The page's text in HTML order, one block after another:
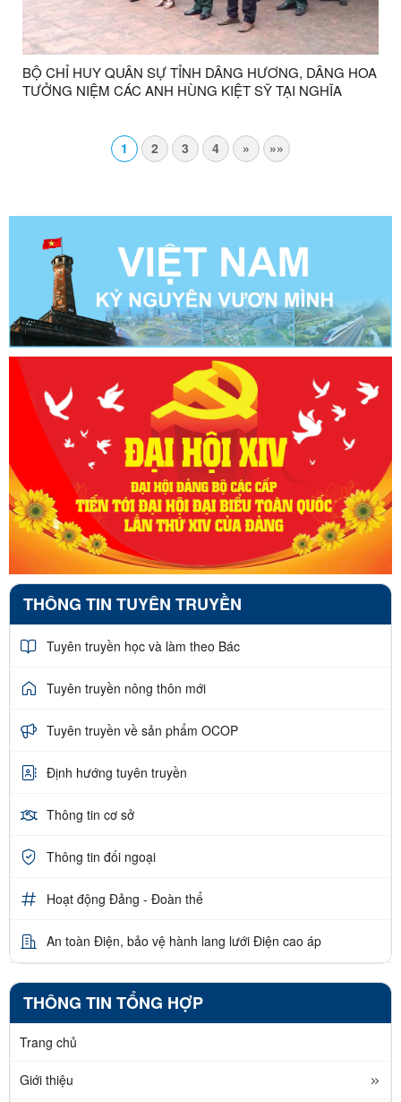
BỘ CHỈ HUY QUÂN SỰ TỈNH DÂNG HƯƠNG, DÂNG HOA
TƯỞNG NIỆM CÁC ANH HÙNG KIỆT SỸ TẠI NGHĨA
1 2 3 4 » »»
THÔNG TIN TUYÊN TRUYỀN
Tuyên truyền học và làm theo Bác
Tuyên truyền nông thôn mới
Tuyên truyền về sản phẩm OCOP
Định hướng tuyên truyền
Thông tin cơ sở
Thông tin đối ngoại
Hoạt động Đảng - Đoàn thể
An toàn Điện, bảo vệ hành lang lưới Điện cao áp
THÔNG TIN TỔNG HỢP
Trang chủ
Giới thiệu